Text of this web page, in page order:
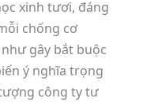
xinh tươi, đáng
chống cơ
gây bắt buộc
ý nghĩa trọng
công ty tư